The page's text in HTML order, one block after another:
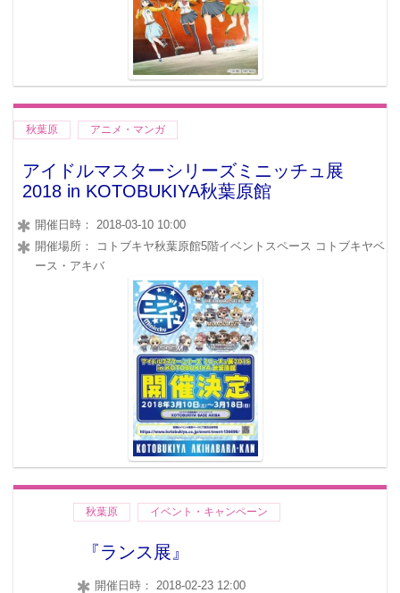
秋葉原 アニメ・マンガ
アイドルマスターシリーズミニッチュ展
2018 in KOTOBUKIYA秋葉原館
開催日時： 2018-03-10 10:00
開催場所： コトブキヤ秋葉原館5階イベントスペース コトブキヤベ
ース・アキバ
秋葉原 イベント・キャンペーン
『ランス展』
開催日時： 2018-02-23 12:00